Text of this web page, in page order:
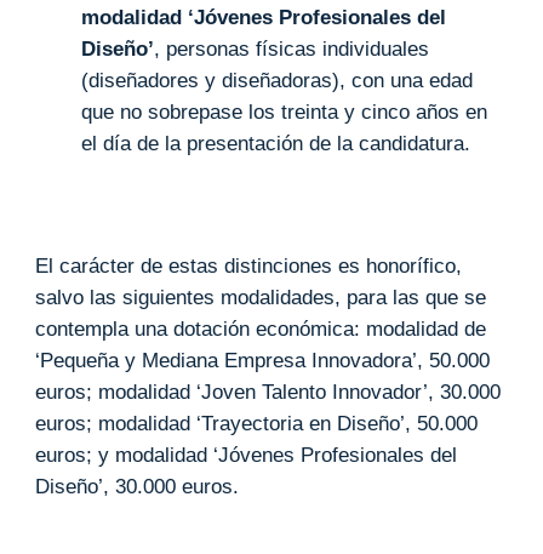
modalidad ‘Jóvenes Profesionales del
Diseño’, personas físicas individuales
(diseñadores y diseñadoras), con una edad
que no sobrepase los treinta y cinco años en
el día de la presentación de la candidatura.
El carácter de estas distinciones es honorífico,
salvo las siguientes modalidades, para las que se
contempla una dotación económica: modalidad de
‘Pequeña y Mediana Empresa Innovadora’, 50.000
euros; modalidad ‘Joven Talento Innovador’, 30.000
euros; modalidad ‘Trayectoria en Diseño’, 50.000
euros; y modalidad ‘Jóvenes Profesionales del
Diseño’, 30.000 euros.